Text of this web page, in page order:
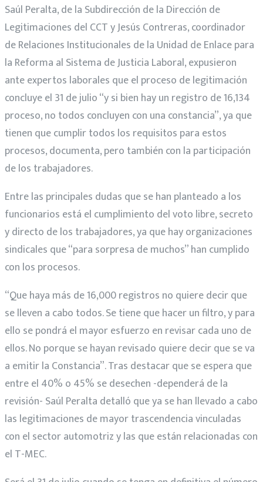
Saúl Peralta, de la Subdirección de la Dirección de
Legitimaciones del CCT y Jesús Contreras, coordinador
de Relaciones Institucionales de la Unidad de Enlace para
la Reforma al Sistema de Justicia Laboral, expusieron
ante expertos laborales que el proceso de legitimación
concluye el 31 de julio “y si bien hay un registro de 16,134
proceso, no todos concluyen con una constancia”, ya que
tienen que cumplir todos los requisitos para estos
procesos, documenta, pero también con la participación
de los trabajadores.
Entre las principales dudas que se han planteado a los
funcionarios está el cumplimiento del voto libre, secreto
y directo de los trabajadores, ya que hay organizaciones
sindicales que “para sorpresa de muchos” han cumplido
con los procesos.
“Que haya más de 16,000 registros no quiere decir que
se lleven a cabo todos. Se tiene que hacer un filtro, y para
ello se pondrá el mayor esfuerzo en revisar cada uno de
ellos. No porque se hayan revisado quiere decir que se va
a emitir la Constancia”. Tras destacar que se espera que
entre el 40% o 45% se desechen -dependerá de la
revisión- Saúl Peralta detalló que ya se han llevado a cabo
las legitimaciones de mayor trascendencia vinculadas
con el sector automotriz y las que están relacionadas con
el T-MEC.